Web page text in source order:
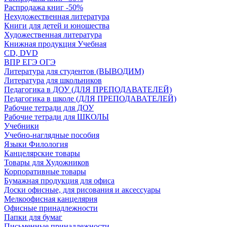
Распродажа книг -50%
Нехудожественная литература
Книги для детей и юношества
Художественная литература
Книжная продукция Учебная
CD, DVD
ВПР ЕГЭ ОГЭ
Литература для студентов (ВЫВОДИМ)
Литература для школьников
Педагогика в ДОУ (ДЛЯ ПРЕПОДАВАТЕЛЕЙ)
Педагогика в школе (ДЛЯ ПРЕПОДАВАТЕЛЕЙ)
Рабочие тетради для ДОУ
Рабочие тетради для ШКОЛЫ
Учебники
Учебно-наглядные пособия
Языки Филология
Канцелярские товары
Товары для Художников
Корпоративные товары
Бумажная продукция для офиса
Доски офисные, для рисования и аксессуары
Мелкоофисная канцелярия
Офисные принадлежности
Папки для бумаг